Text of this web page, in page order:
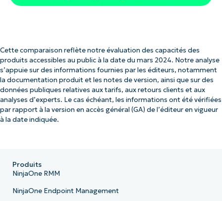
Cette comparaison reflète notre évaluation des capacités des
produits accessibles au public à la date du mars 2024. Notre analyse
s’appuie sur des informations fournies par les éditeurs, notamment
la documentation produit et les notes de version, ainsi que sur des
données publiques relatives aux tarifs, aux retours clients et aux
analyses d’experts. Le cas échéant, les informations ont été vérifiées
par rapport à la version en accès général (GA) de l’éditeur en vigueur
à la date indiquée.
Produits
NinjaOne RMM
NinjaOne Endpoint Management